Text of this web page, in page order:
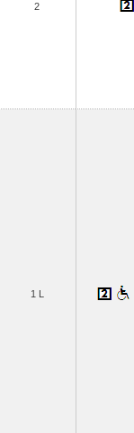
2
1 L